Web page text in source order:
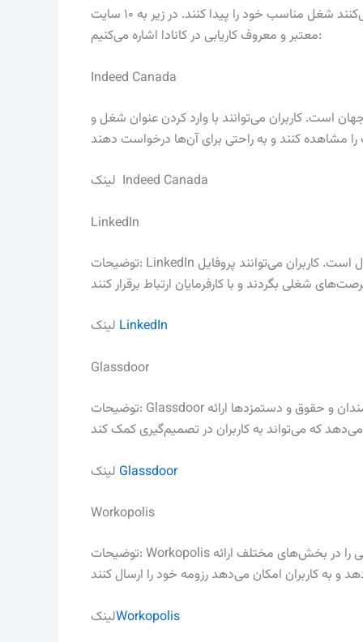
در کانادا، سایت‌های کاریابی زیادی وجود دارند که به افراد کمک می‌کنند شغل مناسب خود را پیدا کنند. در زیر به ۱۰ سایت
معتبر و معروف کاریابی در کانادا اشاره می‌کنیم:
Indeed Canada
است. کاربران می‌توانند با وارد کردن عنوان شغل و
لینک Indeed Canada
LinkedIn
توضیحات: LinkedIn یک شبکه اجتماعی حرفه‌ای است که بخش کاریابی آن بسیار فعال است. کاربران می‌توانند پروفایل
LinkedIn
Glassdoor
توضیحات: Glassdoor علاوه بر آگهی‌های شغلی، اطلاعات جامعی درباره شرکت‌ها، نظرات کارمندان و حقوق و دستمزدها ارائه
Glassdoor
Workopolis
توضیحات: Workopolis یکی از سایت‌های معتبر کاریابی در کانادا است که هزاران فرصت شغلی را در بخش‌های مختلف ارائه
لینکWorkopolis